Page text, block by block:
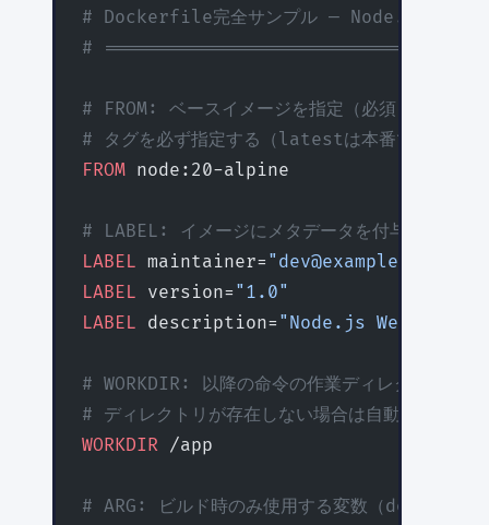
# Dockerfile完全サンプル — Node.js Webア
#
# FROM: ベースイメージを指定（必須・最初に記
# タグを必ず指定する（latestは本番で禁止）
FROM node:20-alpine
# LABEL: イメージにメタデータを付与
LABEL maintainer= "dev@example.com"
LABEL version= "1.0"
LABEL description= "Node.js Web
# WORKDIR: 以降の命令の作業ディレクトリを設
# ディレクトリが存在しない場合は自動作成
WORKDIR /app
# ARG: ビルド時のみ使用する変数（